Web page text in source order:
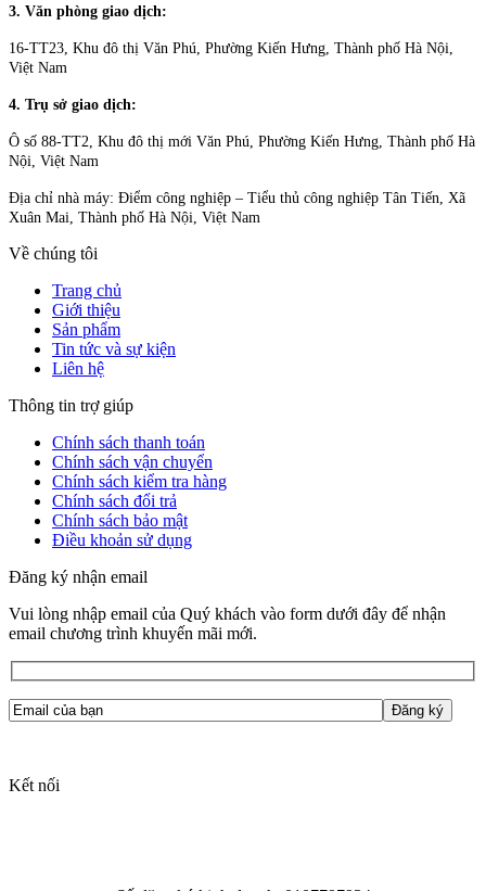
3. Văn phòng giao dịch:
16-TT23, Khu đô thị Văn Phú, Phường Kiến Hưng, Thành phố Hà Nội,
Việt Nam
4. Trụ sở giao dịch:
Ô số 88-TT2, Khu đô thị mới Văn Phú, Phường Kiến Hưng, Thành phố Hà
Nội, Việt Nam
Địa chỉ nhà máy: Điểm công nghiệp – Tiểu thủ công nghiệp Tân Tiến, Xã
Xuân Mai, Thành phố Hà Nội, Việt Nam
Về chúng tôi
Trang chủ
Giới thiệu
Sản phẩm
Tin tức và sự kiện
Liên hệ
Thông tin trợ giúp
Chính sách thanh toán
Chính sách vận chuyển
Chính sách kiểm tra hàng
Chính sách đổi trả
Chính sách bảo mật
Điều khoản sử dụng
Đăng ký nhận email
Vui lòng nhập email của Quý khách vào form dưới đây để nhận
email chương trình khuyến mãi mới.
Kết nối